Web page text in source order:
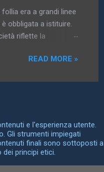
era a grandi linee
obbligata a istituire.
riflette la
è la storia della
della clinica , e
società le
READ MORE »
e l'esperienza utente.
Gli strumenti impiegati
finali sono sottoposti a
principi etici.